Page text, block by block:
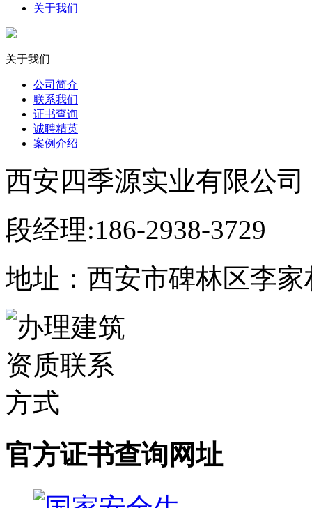
关于我们
关于我们
公司简介
联系我们
证书查询
诚聘精英
案例介绍
西安四季源实业有限公司
段经理:186-2938-3729
地址：西安市碑林区李
官方证书查询网址